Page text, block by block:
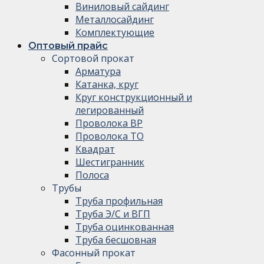
Виниловый сайдинг
Металлосайдинг
Комплектующие
Оптовый прайс
Сортовой прокат
Арматура
Катанка, круг
Круг конструкционный и
легированный
Проволока ВР
Проволока ТО
Квадрат
Шестигранник
Полоса
Трубы
Труба профильная
Труба Э/С и ВГП
Труба оцинкованная
Труба бесшовная
Фасонный прокат